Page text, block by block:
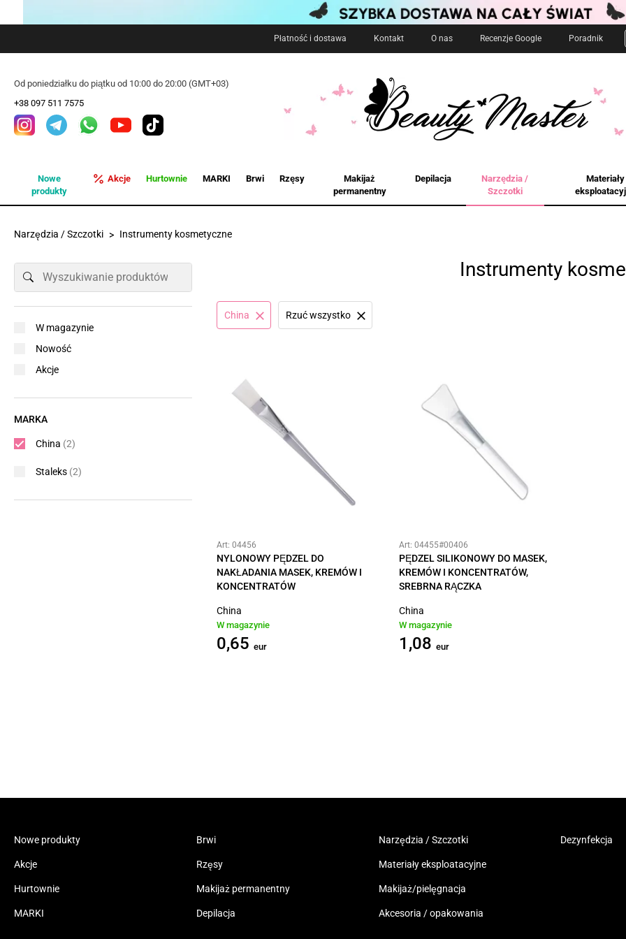
Płatność i dostawa Kontakt O nas Recenzje Google Poradnik
Od poniedziałku do piątku od 10:00 do 20:00 (GMT+03)
+38 097 511 7575
Nowe
produkty
Akcje Hurtownie MARKI Brwi Rzęsy
Makijaż
permanentny
Depilacja
Narzędzia /
Szczotki
Materiały
Narzędzia / Szczotki Instrumenty kosmetyczne
Instrumenty
China Rzuć wszystko
Art: 04456
NYLONOWY PĘDZEL DO
NAKŁADANIA MASEK, KREMÓW I
KONCENTRATÓW
China
W magazynie
0,65 eur
Art: 04455#00406
PĘDZEL SILIKONOWY DO MASEK,
KREMÓW I KONCENTRATÓW,
SREBRNA RĄCZKA
China
W magazynie
1,08 eur
W magazynie
Nowość
Akcje
MARKA
China (2)
Staleks (2)
Nowe produkty
Akcje
Hurtownie
MARKI
Brwi
Rzęsy
Makijaż permanentny
Depilacja
Narzędzia / Szczotki
Materiały eksploatacyjne
Makijaż/pielęgnacja
Akcesoria / opakowania
Dezynfekcja